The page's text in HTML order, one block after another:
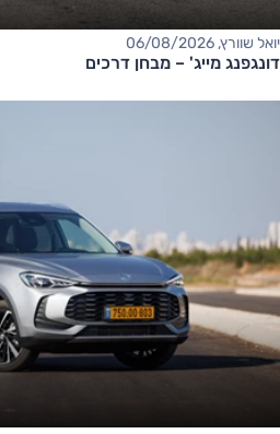
יואל שוורץ, 06/08/2026
דונגפנג מייג' – מבחן דרכים